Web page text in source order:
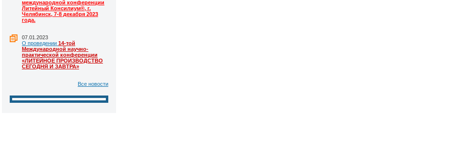
международной конференции
Литейный Консилиум®, г.
Челябинск, 7-8 декабря 2023
года.
07.01.2023
О проведении 14-той
Международной научно-
практической конференции
«ЛИТЕЙНОЕ ПРОИЗВОДСТВО
СЕГОДНЯ И ЗАВТРА»
Все новости